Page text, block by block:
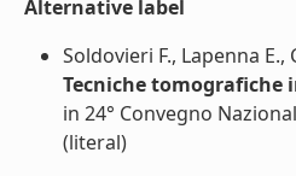
Alternative label
Soldovieri F., Lapenna E.,
Tecniche tomografiche
in 24° Convegno
(literal)